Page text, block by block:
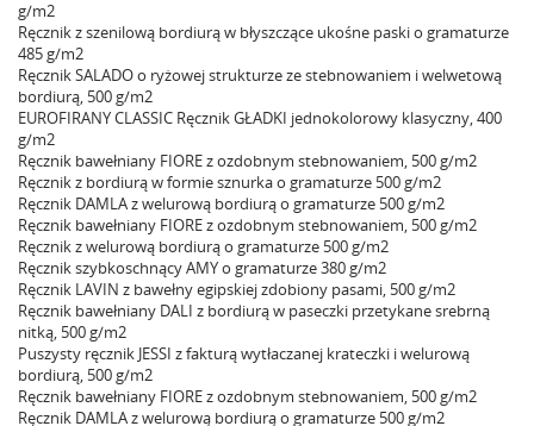
g/m2
Ręcznik z szenilową bordiurą w błyszczące ukośne paski o gramaturze
485 g/m2
Ręcznik SALADO o ryżowej strukturze ze stebnowaniem i welwetową
bordiurą, 500 g/m2
EUROFIRANY CLASSIC Ręcznik GŁADKI jednokolorowy klasyczny, 400
g/m2
Ręcznik bawełniany FIORE z ozdobnym stebnowaniem, 500 g/m2
Ręcznik z bordiurą w formie sznurka o gramaturze 500 g/m2
Ręcznik DAMLA z welurową bordiurą o gramaturze 500 g/m2
Ręcznik bawełniany FIORE z ozdobnym stebnowaniem, 500 g/m2
Ręcznik z welurową bordiurą o gramaturze 500 g/m2
Ręcznik szybkoschnący AMY o gramaturze 380 g/m2
Ręcznik LAVIN z bawełny egipskiej zdobiony pasami, 500 g/m2
Ręcznik bawełniany DALI z bordiurą w paseczki przetykane srebrną
nitką, 500 g/m2
Puszysty ręcznik JESSI z fakturą wytłaczanej krateczki i welurową
bordiurą, 500 g/m2
Ręcznik bawełniany FIORE z ozdobnym stebnowaniem, 500 g/m2
Ręcznik DAMLA z welurową bordiurą o gramaturze 500 g/m2